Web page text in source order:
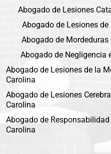
Abogado de Lesiones
Abogado de Lesiones
Abogado de Mordeduras
Abogado de Negligencia
Abogado de Lesiones de la
Carolina
Abogado de Lesiones
Carolina
Abogado de
Carolina